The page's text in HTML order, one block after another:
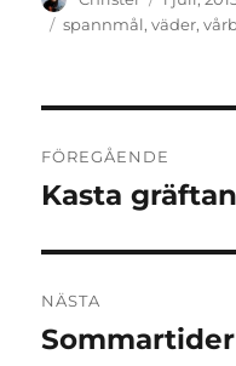
den
Etiketter
spannmål,väder,
FÖREGÅENDE
Föregående
Kasta
NÄSTA
Nästa
Sommartider